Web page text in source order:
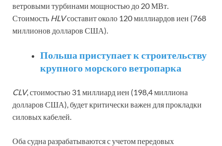
ветровыми турбинами мощностью до 20 МВт.
Стоимость HLVсоставит около 120 миллиардов иен (768
миллионов долларов США).
Польша приступает к строительству
крупного морского ветропарка
CLV, стоимостью 31 миллиард иен (198,4 миллиона
долларов США), будет критически важен для прокладки
силовых кабелей.
Оба судна разрабатываются с учетом передовых